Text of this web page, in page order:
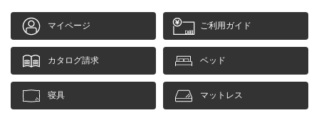
マイページ ご利用ガイド
カタログ請求 ベッド
寝具 マットレス